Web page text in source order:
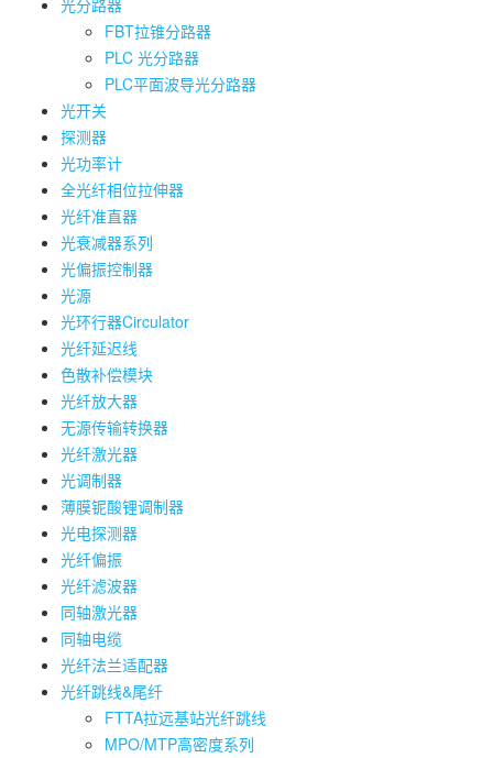
光分路器
FBT拉锥分路器
PLC 光分路器
PLC平面波导光分路器
光开关
探测器
光功率计
全光纤相位拉伸器
光纤准直器
光衰减器系列
光偏振控制器
光源
光环行器Circulator
光纤延迟线
色散补偿模块
光纤放大器
无源传输转换器
光纤激光器
光调制器
薄膜铌酸锂调制器
光电探测器
光纤偏振
光纤滤波器
同轴激光器
同轴电缆
光纤法兰适配器
光纤跳线&尾纤
FTTA拉远基站光纤跳线
MPO/MTP高密度系列